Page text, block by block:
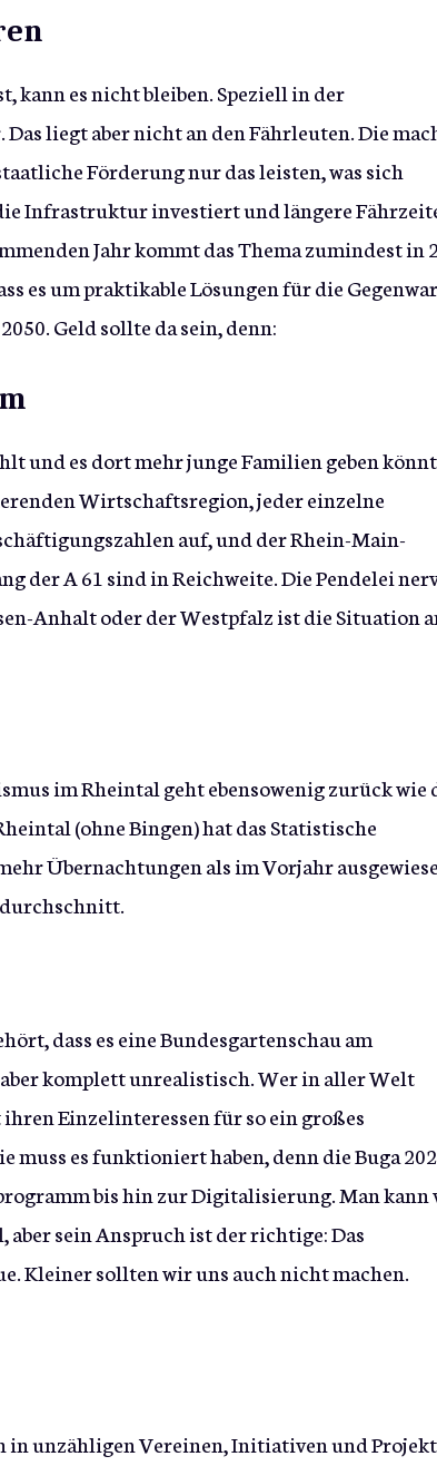
kann es nicht bleiben. Speziell in der
liegt aber nicht an den Fährleuten. Die
Förderung nur das leisten, was sich
Infrastruktur investiert und längere
Jahr kommt das Thema zumindest in
es um praktikable Lösungen für die
Geld sollte da sein, denn:
und es dort mehr junge Familien geben
Wirtschaftsregion, jeder einzelne
auf, und der Rhein-Main-
der A 61 sind in Reichweite. Die Pendelei
Anhalt oder der Westpfalz ist die Situation
im Rheintal geht ebensowenig zurück wie
(ohne Bingen) hat das Statistische
Übernachtungen als im Vorjahr
dass es eine Bundesgartenschau am
komplett unrealistisch. Wer in aller Welt
Einzelinteressen für so ein großes
muss es funktioniert haben, denn die Buga
bis hin zur Digitalisierung. Man kann
aber sein Anspruch ist der richtige: Das
Kleiner sollten wir uns auch nicht machen.
in unzähligen Vereinen, Initiativen und